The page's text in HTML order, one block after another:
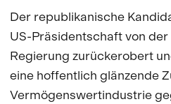
Der republikanische
US-Präsidentschaft von
Regierung zurückerobert
eine hoffentlich glänzende
Vermögenswertindustrie